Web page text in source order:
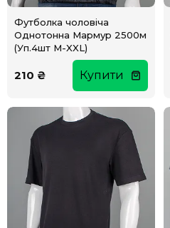
Футболка чоловіча
Однотонна Мармур 2500м
(Уп.4шт M-XXL)
210 ₴ Купити